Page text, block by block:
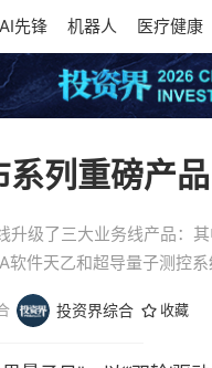
AI先锋 机器人 医疗健康
系列重磅产
升级了三大业务线产品：
件天乙和超导量子测控系
投资界综合 收藏